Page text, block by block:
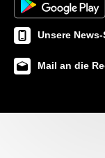
Unsere
Mail an die